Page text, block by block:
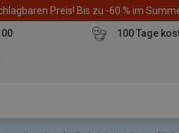
Preis! Bis zu -60 % im
100 Tage